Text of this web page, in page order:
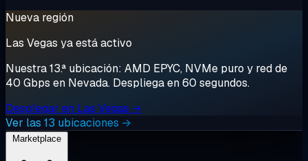
Nueva región
Las Vegas ya está activo
Nuestra 13.ª ubicación: AMD EPYC, NVMe puro y red de
40 Gbps en Nevada. Despliega en 60 segundos.
Desplegar en Las Vegas →
Ver las 13 ubicaciones →